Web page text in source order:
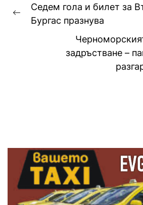
Previous
Седем гола и билет за
Бургас празнува
задръстване –